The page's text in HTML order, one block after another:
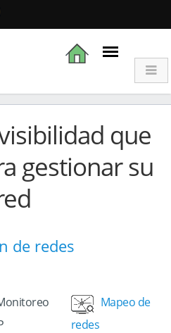
que
gestionar su
de redes
Mapeo de
redes